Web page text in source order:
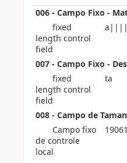
006 - Campo Fixo -
fixed
length control
field
007 - Campo Fixo -
fixed
length control
field
ta
008 - Campo de
Campo fixo
de controle
local